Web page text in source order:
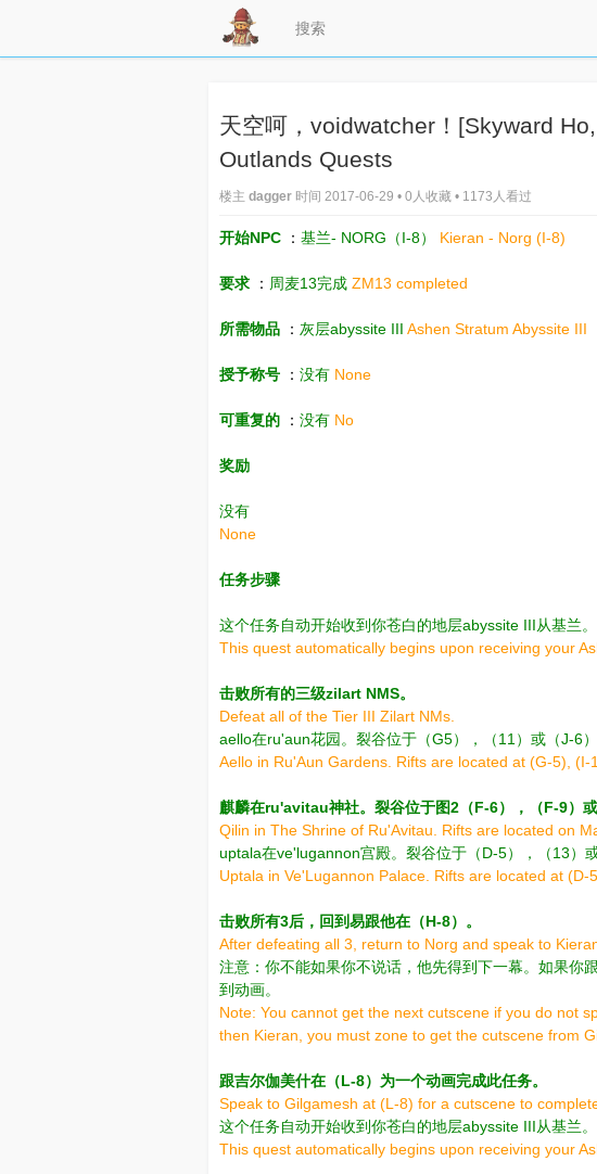
天空呵，voidwatcher！[Skyward
Outlands Quests
楼主 dagger 时间 2017-06-29 • 0人收藏 • 1173人看过
开始NPC ： 基兰- NORG（I-8） Kieran - Norg (I-8)
要求 ： 周麦13完成 ZM13 completed
所需物品 ： 灰层abyssite III Ashen Stratum Abyssite III
授予称号 ： 没有 None
可重复的 ： 没有 No
奖励
没有
None
任务步骤
这个任务自动开始收到你苍白的地层abyssite III从基兰。
This quest automatically begins upon receiving your
击败所有的三级zilart NMS。
Defeat all of the Tier III Zilart NMs.
aello在ru'aun花园。裂谷位于（G5），（11）或（J-6）
Aello in Ru'Aun Gardens. Rifts are located at (G-5), (I-
麒麟在ru'avitau神社。裂谷位于图2（F-6），（F-9）或
Qilin in The Shrine of Ru'Avitau. Rifts are located on
uptala在ve'lugannon宫殿。裂谷位于（D-5），（13）
Uptala in Ve'Lugannon Palace. Rifts are located at (D-
击败所有3后，回到易跟他在（H-8）。
After defeating all 3, return to Norg and speak to
注意：你不能如果你不说话，他先得到下一幕。如果你
到动画。
Note: You cannot get the next cutscene if you do not
then Kieran, you must zone to get the cutscene from
跟吉尔伽美什在（L-8）为一个动画完成此任务。
Speak to Gilgamesh at (L-8) for a cutscene to
这个任务自动开始收到你苍白的地层abyssite III从基兰。
This quest automatically begins upon receiving your